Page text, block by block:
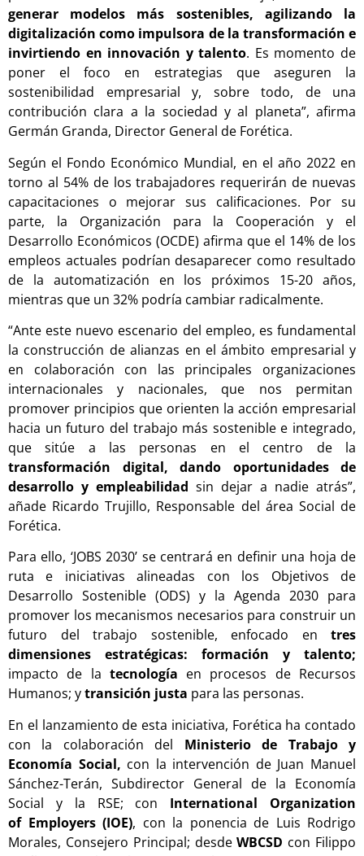
generar modelos más sostenibles, agilizando la
digitalización como impulsora de la transformación e
invirtiendo en innovación y talento. Es momento de
poner el foco en estrategias que aseguren la
sostenibilidad empresarial y, sobre todo, de una
contribución clara a la sociedad y al planeta”, afirma
Germán Granda, Director General de Forética.
Según el Fondo Económico Mundial, en el año 2022 en
torno al 54% de los trabajadores requerirán de nuevas
capacitaciones o mejorar sus calificaciones. Por su
parte, la Organización para la Cooperación y el
Desarrollo Económicos (OCDE) afirma que el 14% de los
empleos actuales podrían desaparecer como resultado
de la automatización en los próximos 15-20 años,
mientras que un 32% podría cambiar radicalmente.
“Ante este nuevo escenario del empleo, es fundamental
la construcción de alianzas en el ámbito empresarial y
en colaboración con las principales organizaciones
internacionales y nacionales, que nos permitan
promover principios que orienten la acción empresarial
hacia un futuro del trabajo más sostenible e integrado,
que sitúe a las personas en el centro de la
transformación digital, dando oportunidades de
desarrollo y empleabilidad sin dejar a nadie atrás”,
añade Ricardo Trujillo, Responsable del área Social de
Forética.
Para ello, ‘JOBS 2030’ se centrará en definir una hoja de
ruta e iniciativas alineadas con los Objetivos de
Desarrollo Sostenible (ODS) y la Agenda 2030 para
promover los mecanismos necesarios para construir un
futuro del trabajo sostenible, enfocado en tres
dimensiones estratégicas: formación y talento;
impacto de la tecnología en procesos de Recursos
Humanos; ytransición justa para las personas.
En el lanzamiento de esta iniciativa, Forética ha contado
con la colaboración del Ministerio de Trabajo y
Economía Social, con la intervención de Juan Manuel
Sánchez-Terán, Subdirector General de la Economía
Social y la RSE; con International Organization
of Employers (IOE), con la ponencia de Luis Rodrigo
Morales, Consejero Principal; desdeWBCSD con Filippo